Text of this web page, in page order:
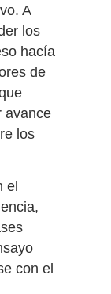
A
los
hacía
de
avance
los
el
con el